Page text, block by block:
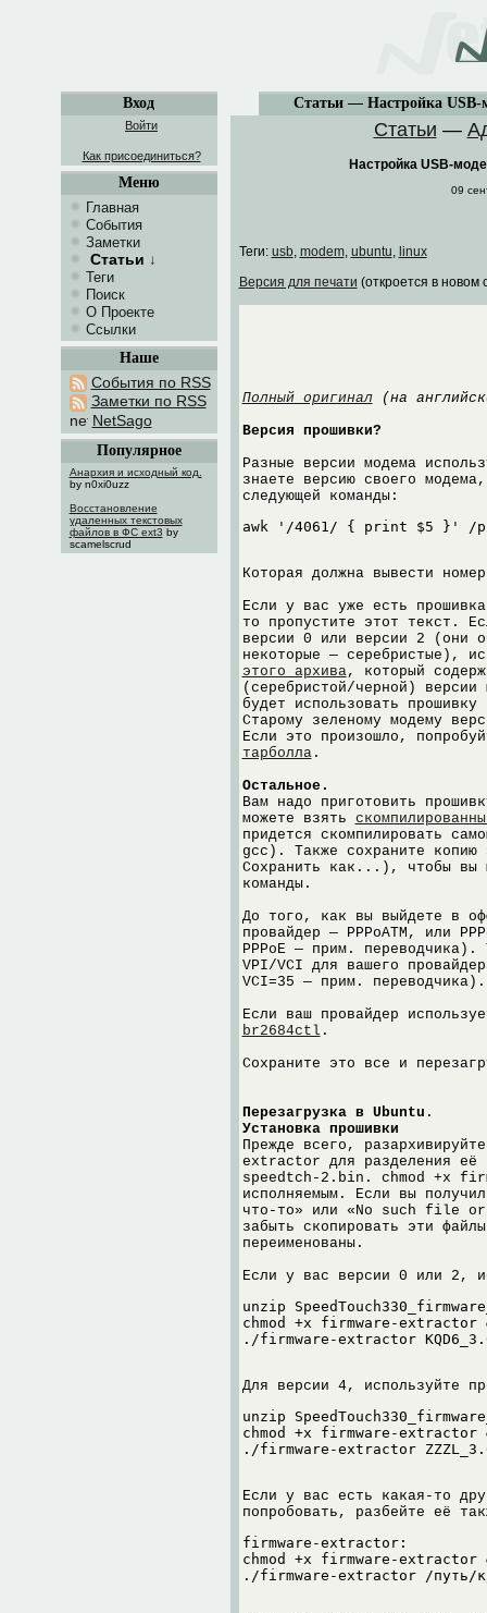
Вход
Войти
Как присоединиться?
Меню
Главная
События
Заметки
Статьи ↓
Теги
Поиск
О Проекте
Ссылки
Наше
События по RSS
Заметки по RSS
NetSago
Популярное
Анархия и исходный код.
by n0xi0uzz
Восстановление
удаленных текстовых
файлов в ФС ext3 by
scamelscrud
Статьи — Настройка USB-
Статьи —
Настройка USB-
09
Теги: usb, modem, ubuntu, linux
Версия для печати (откроется в новом
Полный оригинал(на
Версия прошивки?
Разные версии модема
знаете версию своего
следующей команды:
Которая должна вывести
Если у вас уже есть
то пропустите этот текст.
версии 0 или версии 2 (они
некоторые — серебристые),
этого архива, который
(серебристой/черной)
будет использовать
Старому зеленому модему
Если это произошло,
тарболла.
Остальное.
Вам надо приготовить
можете взять
придется скомпилировать
gcc). Также сохраните копию
Сохранить как...), чтобы вы
команды.
До того, как вы выйдете в
провайдер — PPPoATM, или
PPPoE — прим. переводчика).
VPI/VCI для вашего
VCI=35 — прим. переводчика).
Если ваш провайдер
br2684ctl .
Сохраните это все и
Перезагрузка в Ubuntu .
Установка прошивки
Прежде всего,
extractor для разделения
speedtch-2.bin. chmod +x
исполняемым. Если вы
что-то» или «No such file
забыть скопировать эти
переименованы.
Если у вас версии 0 или 2,
unzip
chmod +x firmware-extractor
Для версии 4, используйте
unzip
chmod +x firmware-extractor
Если у вас есть какая-то
попробовать, разбейте её
firmware-extractor:
chmod +x firmware-extractor